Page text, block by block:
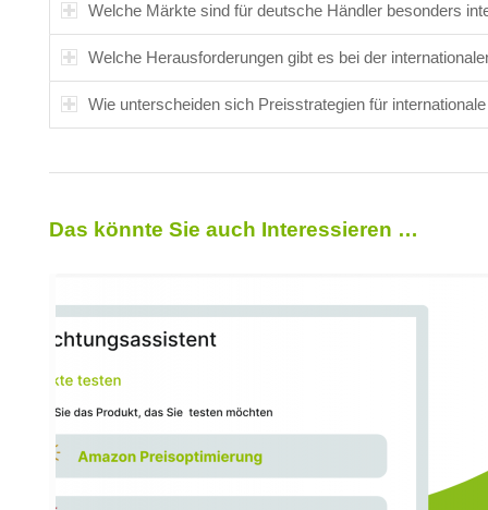
Welche Märkte sind für deutsche Händler besonders
Welche Herausforderungen gibt es bei der
Wie unterscheiden sich Preisstrategien für
Das könnte Sie auch Interessieren …